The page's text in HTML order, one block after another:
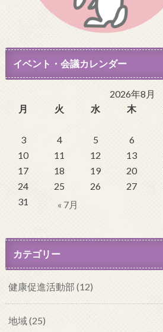
イベント・会議カレンダー
2026年8月
月
火 水 木
3
4 5 6
10
11 12 13
17
18 19 20
24
25 26 27
31
« 7月
カテゴリー
健康促進活動部 (12)
地域 (25)